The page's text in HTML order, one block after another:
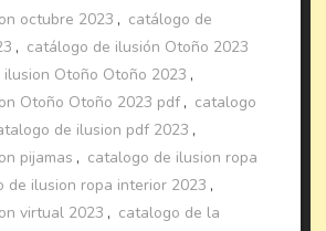
octubre 2023 , catálogo de
, catálogo de ilusión Otoño 2023
Otoño Otoño 2023 ,
Otoño Otoño 2023 pdf , catalogo
de ilusion pdf 2023 ,
pijamas , catalogo de ilusion ropa
de ilusion ropa interior 2023 ,
virtual 2023 , catalogo de la